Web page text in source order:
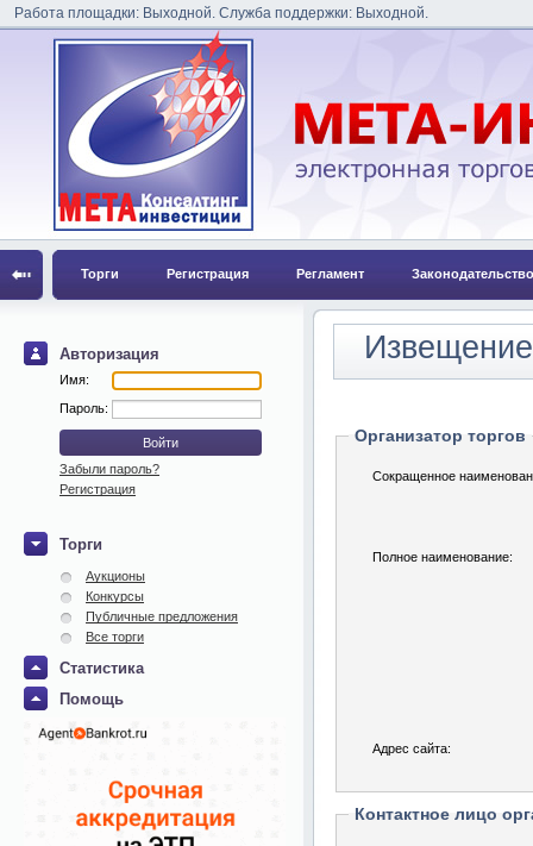
Работа площадки: Выходной. Служба поддержки: Выходной.
Торги Регистрация Регламент Законодательство
Авторизация
Имя:
Пароль:
Забыли пароль?
Регистрация
Торги
Аукционы
Конкурсы
Публичные предложения
Все торги
Статистика
Помощь
Организатор торгов
Сокращенное
Полное наименование:
Адрес сайта:
Контактное лицо